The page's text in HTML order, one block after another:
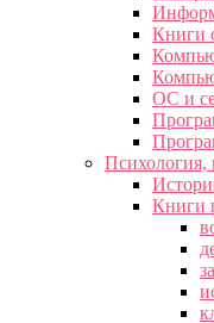
Книги
ОС и
Психология,
Книги